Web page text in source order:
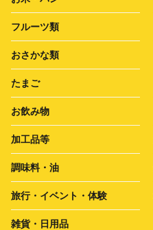
フルーツ類
おさかな類
たまご
お飲み物
加工品等
調味料・油
旅行・イベント・体験
雑貨・日用品